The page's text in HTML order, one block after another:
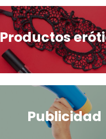
Productos
Publicidad